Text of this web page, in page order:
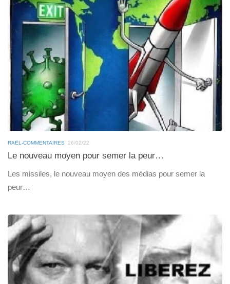
RAËL-COMMENTAIRES 26/02/22
Le nouveau moyen pour semer la peur…
Les missiles, le nouveau moyen des médias pour semer la
peur…